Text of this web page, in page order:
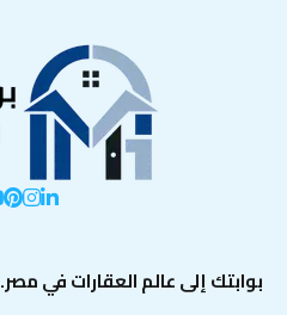
بوابتك إلى عالم العقارات في مصر.